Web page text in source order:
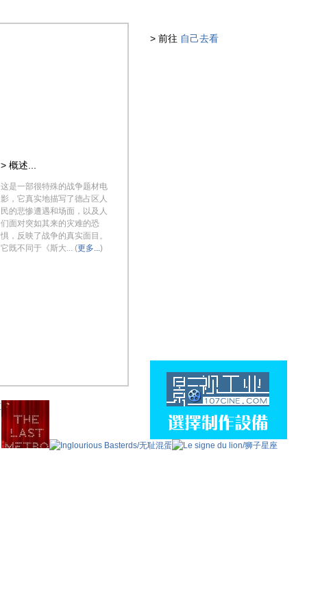
> 前往 自己去看
> 概述...
这是一部很特殊的战争题材电
影，它真实地描写了德占区人
民的悲惨遭遇和场面，以及人
们面对突如其来的灾难的恐
惧，反映了战争的真实面目。
它既不同于《斯大... (更多...)